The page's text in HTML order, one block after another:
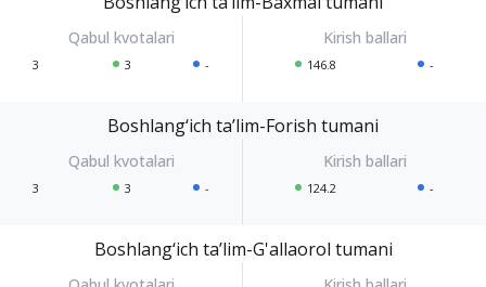
3 3 - 146.8 -
Boshlang‘ich ta’lim-Forish tumani
3 3 - 124.2 -
Boshlang‘ich ta’lim-G'allaorol tumani